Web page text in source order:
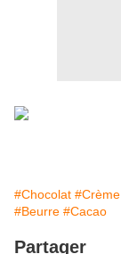
#Chocolat
#Beurre #Cacao
Partager